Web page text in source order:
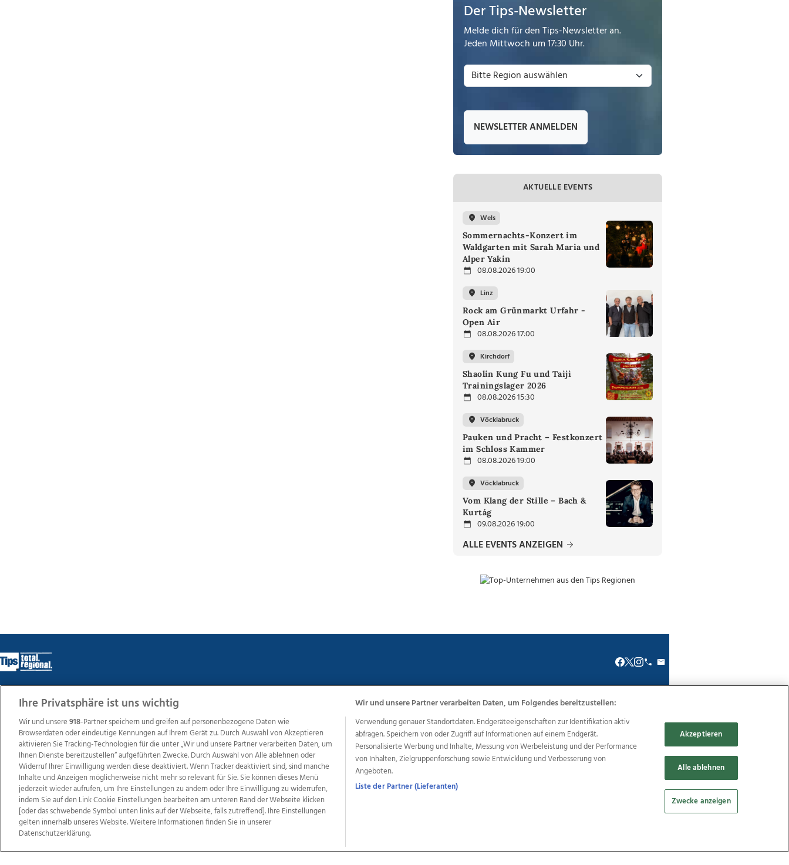
Der Tips-Newsletter
Melde dich für den Tips-Newsletter an.
Jeden Mittwoch um 17:30 Uhr.
NEWSLETTER ANMELDEN
AKTUELLE EVENTS
Wels
Sommernachts-Konzert im
Waldgarten mit Sarah Maria und
Alper Yakin
08.08.2026 19:00
Linz
Rock am Grünmarkt Urfahr -
Open Air
08.08.2026 17:00
Kirchdorf
Shaolin Kung Fu und Taiji
Trainingslager 2026
08.08.2026 15:30
Vöcklabruck
Pauken und Pracht – Festkonzert
im Schloss Kammer
08.08.2026 19:00
Vöcklabruck
Vom Klang der Stille – Bach &
Kurtág
09.08.2026 19:00
ALLE EVENTS ANZEIGEN
Kontakt Ehrenkodex
Weitere Angebote des Medienhauses Wimmer
TV1 di-mog-i.at OÖNow Ischler Woche Life Radio OÖNachrichten OÖN Immobilien
Regionaljobs
wasistlos.at wirtrauern.at
Copyrights © 2026 Tips Zeitungs GmbH & Co KG
Ihre Privatsphäre ist uns wichtig
Wir und unsere918-Partner speichern und greifen auf personenbezogene Daten wie
Browserdaten oder eindeutige Kennungen auf Ihrem Gerät zu. Durch Auswahl von Akzeptieren
aktivieren Sie Tracking-Technologien für die unter „Wir und unsere Partner verarbeiten Daten, um
Ihnen Dienste bereitzustellen“ aufgeführten Zwecke. Durch Auswahl von Alle ablehnen oder
Widerruf Ihrer Einwilligung werden diese deaktiviert. Wenn Tracker deaktiviert sind, sind manche
Inhalte und Anzeigen möglicherweise nicht mehr so relevant für Sie. Sie können dieses Menü
jederzeit wieder aufrufen, um Ihre Einstellungen zu ändern oder Ihre Einwilligung zu widerrufen,
indem Sie auf den Link Cookie Einstellungen bearbeiten am unteren Rand der Webseite klicken
[oder das schwebende Symbol unten links auf der Webseite, falls zutreffend]. Ihre Einstellungen
gelten innerhalb unseres Website. Weitere Informationen finden Sie in unserer
Datenschutzerklärung.
Wir und unsere Partner verarbeiten Daten, um Folgendes bereitzustellen:
Verwendung genauer Standortdaten. Endgeräteeigenschaften zur Identifikation aktiv
abfragen. Speichern von oder Zugriff auf Informationen auf einem Endgerät.
Personalisierte Werbung und Inhalte, Messung von Werbeleistung und der Performance
von Inhalten, Zielgruppenforschung sowie Entwicklung und Verbesserung von
Angeboten.
Liste der Partner (Lieferanten)
Akzeptieren
Alle ablehnen
Zwecke anzeigen